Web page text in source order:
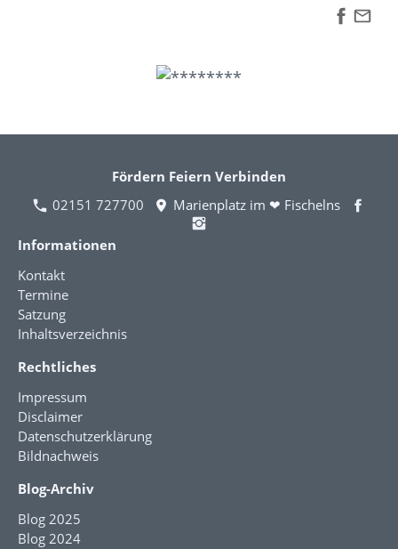
Fördern Feiern Verbinden
02151 727700
Marienplatz im ❤ Fischelns
Informationen
Kontakt
Termine
Satzung
Inhaltsverzeichnis
Rechtliches
Impressum
Disclaimer
Datenschutzerklärung
Bildnachweis
Blog-Archiv
Blog 2025
Blog 2024